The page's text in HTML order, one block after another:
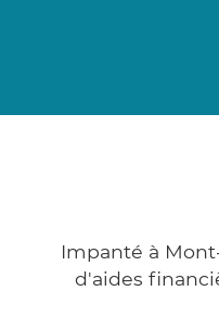
Impanté à
d'aides